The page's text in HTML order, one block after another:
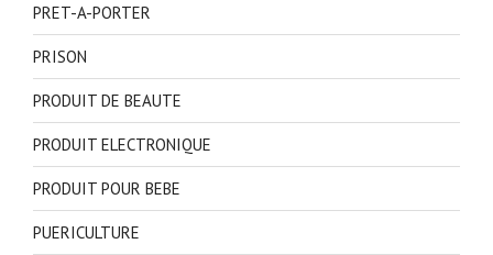
PRET-A-PORTER
PRISON
PRODUIT DE BEAUTE
PRODUIT ELECTRONIQUE
PRODUIT POUR BEBE
PUERICULTURE